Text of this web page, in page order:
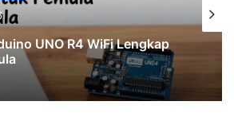
I²C MENGGUNAKAN 2